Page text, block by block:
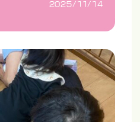
2025/11/14